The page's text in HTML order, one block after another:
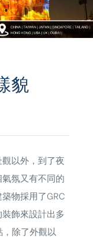
貌
以外，到了夜
氛又有不同的
物採用了GRC
飾來設計出多
除了外觀以